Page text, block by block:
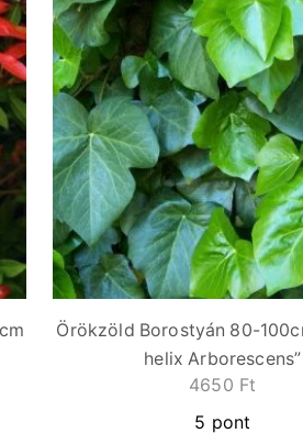
Örökzöld Borostyán 80-
helix Arborescens”
4650 Ft
5 pont